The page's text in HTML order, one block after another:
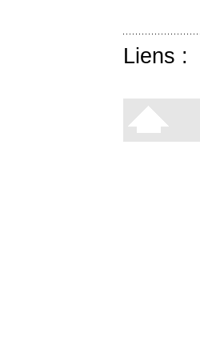
Liens :